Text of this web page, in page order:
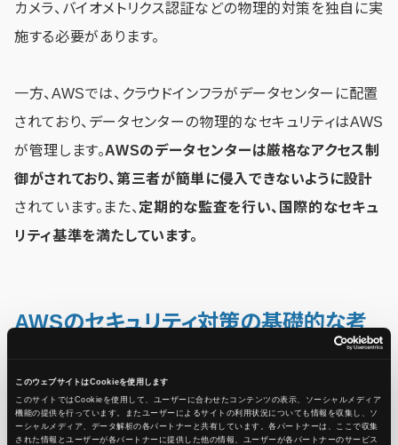
このウェブサイトはCookieを使用します
このサイトではCookieを使用して、ユーザーに合わせたコンテンツの表示、ソーシャルメディア
機能の提供を行っています。またユーザーによるサイトの利用状況についても情報を収集し、ソ
ーシャルメディア、データ解析の各パートナーと共有しています。各パートナーは、ここで収集
された情報とユーザーが各パートナーに提供した他の情報、ユーザーが各パートナーのサービス
カメラ、バイオメトリクス認証などの物理的対策を独自に実
施する必要があります。
一方、AWSでは、クラウドインフラがデータセンターに配置
されており、データセンターの物理的なセキュリティはAWS
が管理します。AWSのデータセンターは厳格なアクセス制
御がされており、第三者が簡単に侵入できないように設計
されています。また、 定期的な監査を行い、国際的なセキュ
リティ基準を満たしています。
AWSのセキュリティ対策の基礎的な考